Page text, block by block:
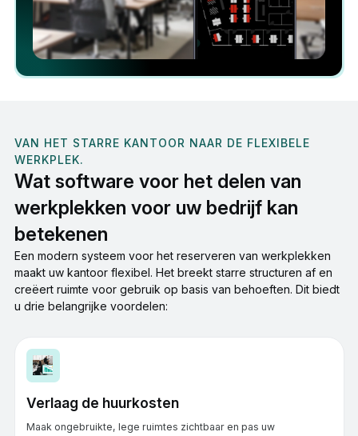
VAN HET STARRE KANTOOR NAAR DE FLEXIBELE
WERKPLEK.
Wat software voor het delen van
werkplekken voor uw bedrijf kan
betekenen
Een modern systeem voor het reserveren van werkplekken
maakt uw kantoor flexibel. Het breekt starre structuren af en
creëert ruimte voor gebruik op basis van behoeften. Dit biedt
u drie belangrijke voordelen:
Verlaag de huurkosten
Maak ongebruikte, lege ruimtes zichtbaar en pas uw